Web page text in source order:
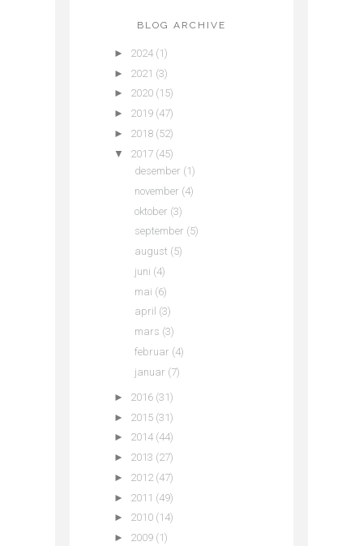
BLOG ARCHIVE
► 2024 (1)
► 2021 (3)
► 2020 (15)
► 2019 (47)
► 2018 (52)
▼
2017 (45)
desember (1)
november (4)
oktober (3)
september (5)
august (5)
juni (4)
mai (6)
april (3)
mars (3)
februar (4)
januar (7)
► 2016 (31)
► 2015 (31)
► 2014 (44)
► 2013 (27)
► 2012 (47)
► 2011 (49)
► 2010 (14)
► 2009 (1)